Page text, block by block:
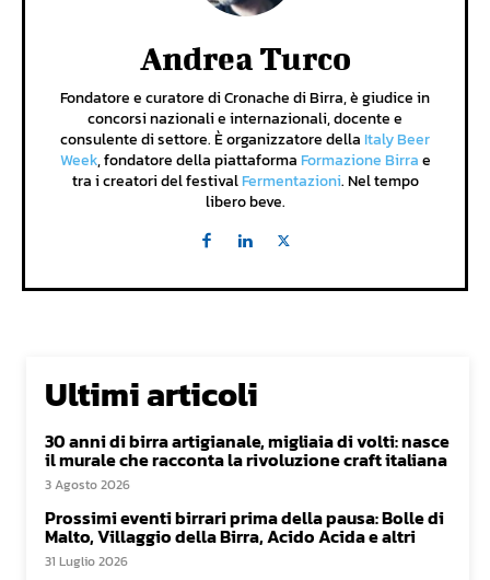
Andrea Turco
Fondatore e curatore di Cronache di Birra, è giudice in
concorsi nazionali e internazionali, docente e
consulente di settore. È organizzatore della Italy Beer
Week, fondatore della piattaforma Formazione Birrae
tra i creatori del festivalFermentazioni. Nel tempo
libero beve.
Ultimi articoli
30 anni di birra artigianale, migliaia di volti: nasce
il murale che racconta la rivoluzione craft italiana
3 Agosto 2026
Prossimi eventi birrari prima della pausa: Bolle di
Malto, Villaggio della Birra, Acido Acida e altri
31 Luglio 2026